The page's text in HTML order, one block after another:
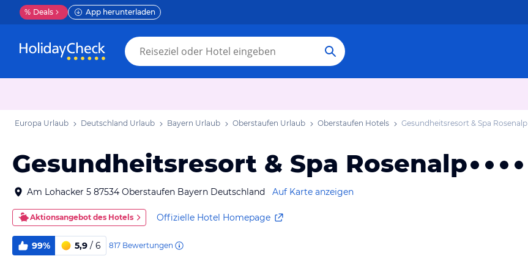
% Deals App herunterladen
Europa Urlaub Deutschland Urlaub Bayern Urlaub Oberstaufen Urlaub Oberstaufen Hotels Gesundheitsresort & Spa Rosenalp
Gesundheitsresort & Spa Rosenalp
Am Lohacker 5 87534 Oberstaufen Bayern Deutschland Auf Karte anzeigen
Aktionsangebot des Hotels Offizielle Hotel Homepage
99% 5,9 / 6 817 Bewertungen